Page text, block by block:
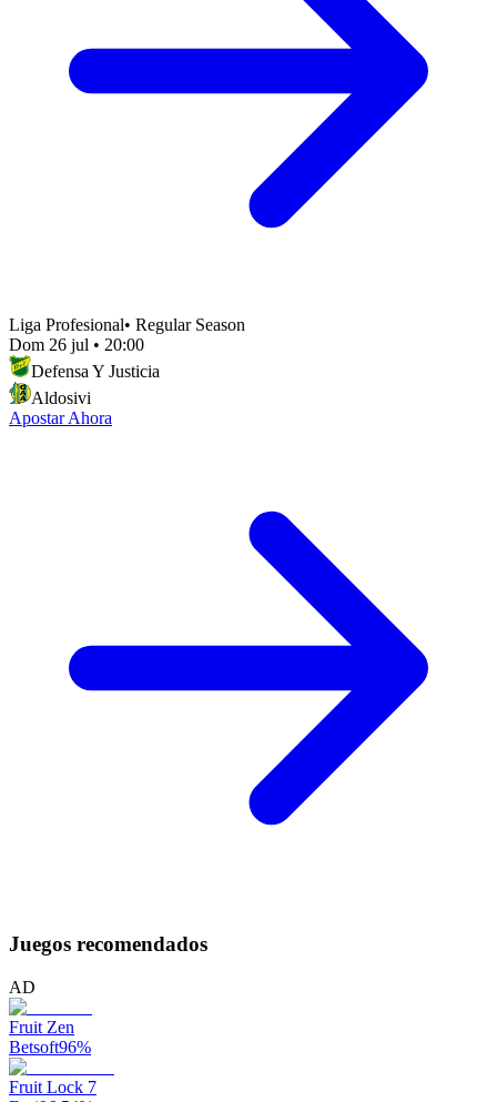
Liga Profesional• Regular Season
Dom 26 jul • 20:00
Defensa Y Justicia
Aldosivi
Apostar Ahora
Juegos recomendados
AD
Fruit Zen
Betsoft96%
Fruit Lock 7